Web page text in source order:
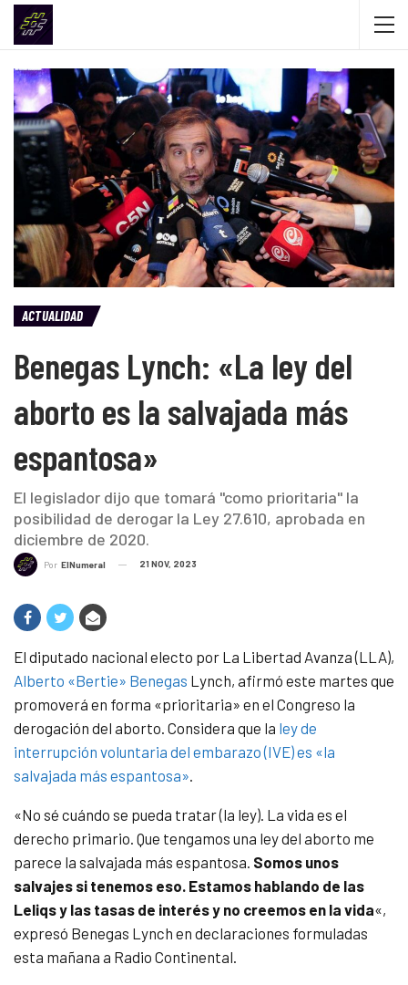
ACTUALIDAD
Benegas Lynch: «La ley del
aborto es la salvajada más
espantosa»
El legislador dijo que tomará "como prioritaria" la
posibilidad de derogar la Ley 27.610, aprobada en
diciembre de 2020.
Por ElNumeral 21 NOV, 2023
El diputado nacional electo por La Libertad Avanza (LLA),
Alberto «Bertie» Benegas Lynch, afirmó este martes que
promoverá en forma «prioritaria» en el Congreso la
derogación del aborto. Considera que la ley de
interrupción voluntaria del embarazo (IVE) es «la
salvajada más espantosa».
«No sé cuándo se pueda tratar (la ley). La vida es el
derecho primario. Que tengamos una ley del aborto me
parece la salvajada más espantosa. Somos unos
salvajes si tenemos eso. Estamos hablando de las
Leliqs y las tasas de interés y no creemos en la vida«,
expresó Benegas Lynch en declaraciones formuladas
esta mañana a Radio Continental.